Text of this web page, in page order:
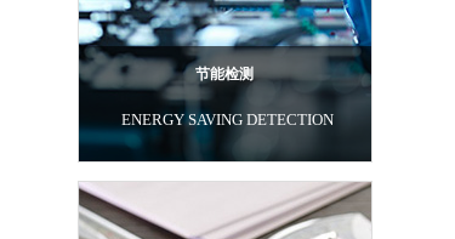
节能检测
ENERGY SAVING DETECTION